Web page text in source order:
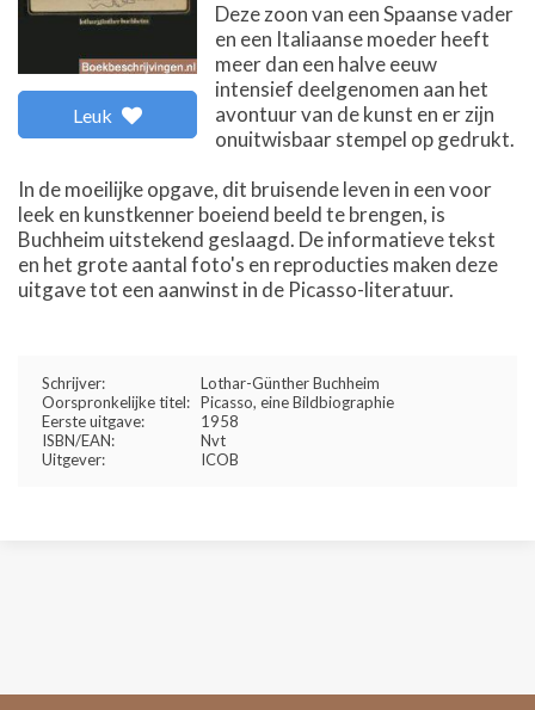
Leuk
Deze zoon van een Spaanse vader
en een Italiaanse moeder heeft
meer dan een halve eeuw
intensief deelgenomen aan het
avontuur van de kunst en er zijn
onuitwisbaar stempel op gedrukt.
In de moeilijke opgave, dit bruisende leven in een voor
leek en kunstkenner boeiend beeld te brengen, is
Buchheim uitstekend geslaagd. De informatieve tekst
en het grote aantal foto's en reproducties maken deze
uitgave tot een aanwinst in de Picasso-literatuur.
Schrijver:
Lothar-Günther Buchheim
Oorspronkelijke titel: Picasso, eine Bildbiographie
Eerste uitgave:
1958
ISBN/EAN:
Nvt
Uitgever:
ICOB